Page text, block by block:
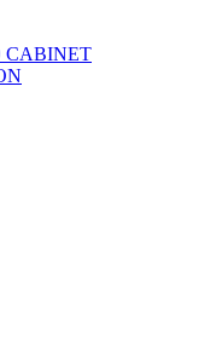
CABINET